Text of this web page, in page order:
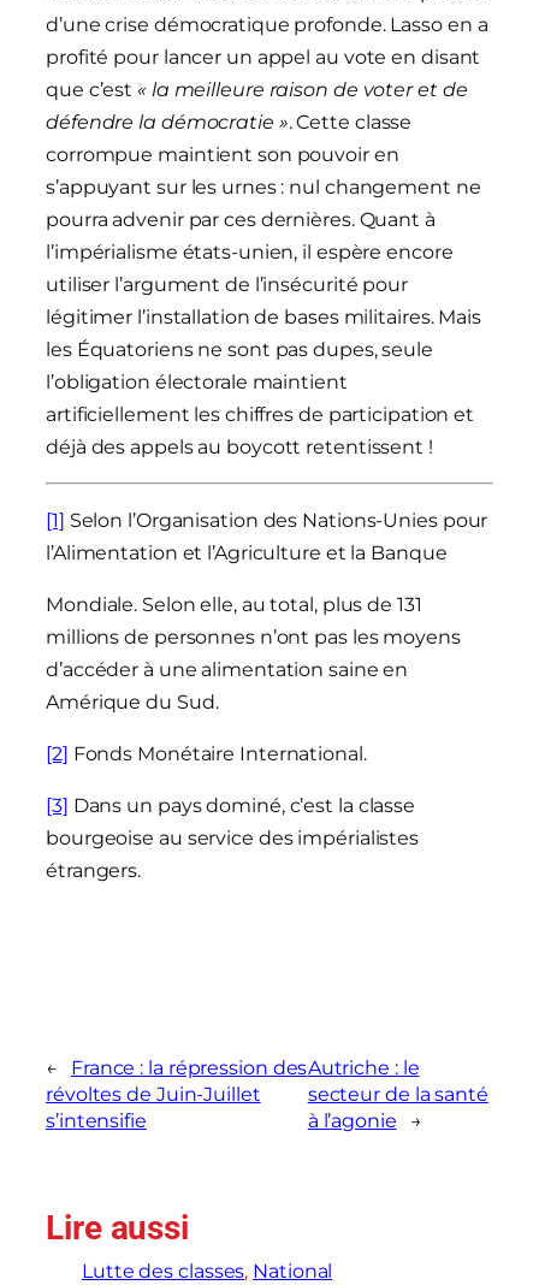
d’une crise démocratique profonde. Lasso en a
profité pour lancer un appel au vote en disant
que c’est « la meilleure raison de voter et de
défendre la démocratie ». Cette classe
corrompue maintient son pouvoir en
s’appuyant sur les urnes : nul changement ne
pourra advenir par ces dernières. Quant à
l’impérialisme états-unien, il espère encore
utiliser l’argument de l’insécurité pour
légitimer l’installation de bases militaires. Mais
les Équatoriens ne sont pas dupes, seule
l’obligation électorale maintient
artificiellement les chiffres de participation et
déjà des appels au boycott retentissent !
[1] Selon l’Organisation des Nations-Unies pour
l’Alimentation et l’Agriculture et la Banque
Mondiale. Selon elle, au total, plus de 131
millions de personnes n’ont pas les moyens
d’accéder à une alimentation saine en
Amérique du Sud.
[2] Fonds Monétaire International.
[3] Dans un pays dominé, c’est la classe
bourgeoise au service des impérialistes
étrangers.
←
France : la répression des
révoltes de Juin-Juillet
s’intensifie
Autriche : le
secteur de la santé
à l’agonie
→
Lire aussi
Lutte des classes, National